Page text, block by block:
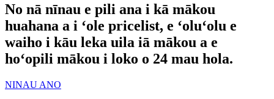
No nā nīnau e pili ana i kā mākou
huahana a i ʻole pricelist, e ʻoluʻolu e
waiho i kāu leka uila iā mākou a e
hoʻopili mākou i loko o 24 mau hola.
NINAU ANO